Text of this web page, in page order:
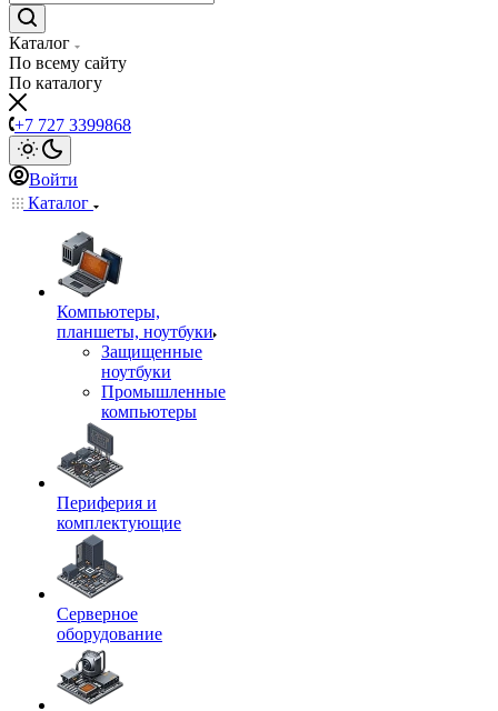
Каталог
По всему сайту
По каталогу
+7 727 3399868
Войти
Каталог
Компьютеры,
планшеты, ноутбуки
Защищенные
ноутбуки
Промышленные
компьютеры
Периферия и
комплектующие
Серверное
оборудование